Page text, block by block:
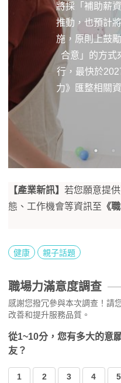
將採「補助薪
推動，也預計
施，原則上鼓
合意」的方式
行，最快於
力》匯整相關
【產業新訊】 若您願意提
態、工作機會等資訊至 《
健康 親子話題
職場力滿意度調查
感謝您撥冗參與本次調查！請
改善和提升服務品質。
從1~10分，您有多大的意
友？
1 2 3 4 5